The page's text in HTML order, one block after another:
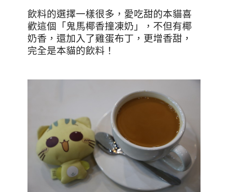
飲料的選擇一樣很多，愛吃甜的本貓喜
歡這個「鬼馬椰香撞凍奶」，不但有椰
奶香，還加入了雞蛋布丁，更增香甜，
完全是本貓的飲料！